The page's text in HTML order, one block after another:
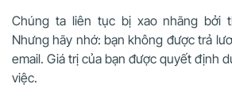
Chúng ta liên tục bị xao nhãng bởi
Nhưng hãy nhớ: bạn không được trả
email. Giá trị của bạn được quyết định
việc.